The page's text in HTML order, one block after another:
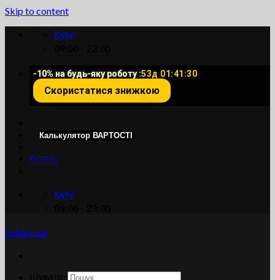
Skip to content
Kyiv
-10% на будь-яку роботу :53д 01:41:29
Скористатися знижкою
Калькулятор ВАРТОСТІ
Автор
Kyiv
helper ua